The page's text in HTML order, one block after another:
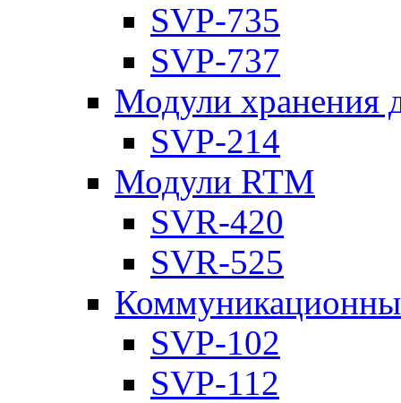
SVP-735
SVP-737
Модули хранения
SVP-214
Модули RTM
SVR-420
SVR-525
SVP-102
SVP-112